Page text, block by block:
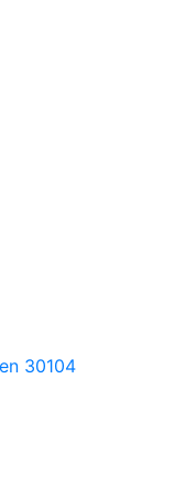
30104